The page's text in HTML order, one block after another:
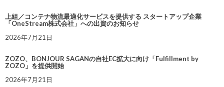
上組／コンテナ物流最適化サービスを提供する スタートアップ企業
「OneStream株式会社」への出資のお知らせ
2026年7月21日
ZOZO、BONJOUR SAGANの自社EC拡大に向け「Fulfillment by
ZOZO」を提供開始
2026年7月21日